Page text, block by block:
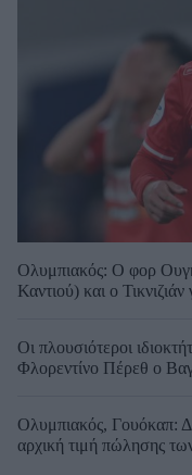
Ολυμπιακός: Ο φορ
Καντιού) και ο Τικνιζιάν
Οι πλουσιότεροι
Φλορεντίνο Πέρεθ ο
Ολυμπιακός, Γουόκαπ:
αρχική τιμή πώλησης